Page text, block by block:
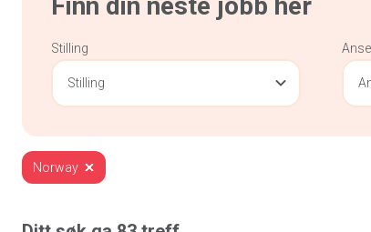
Stilling
Stilling
Norway